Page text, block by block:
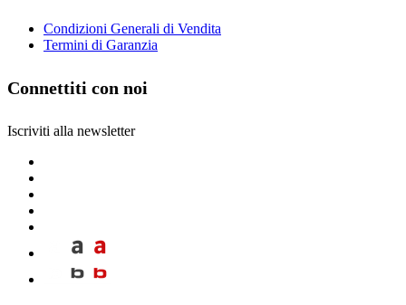
Condizioni Generali di Vendita
Termini di Garanzia
Connettiti con noi
Iscriviti alla newsletter